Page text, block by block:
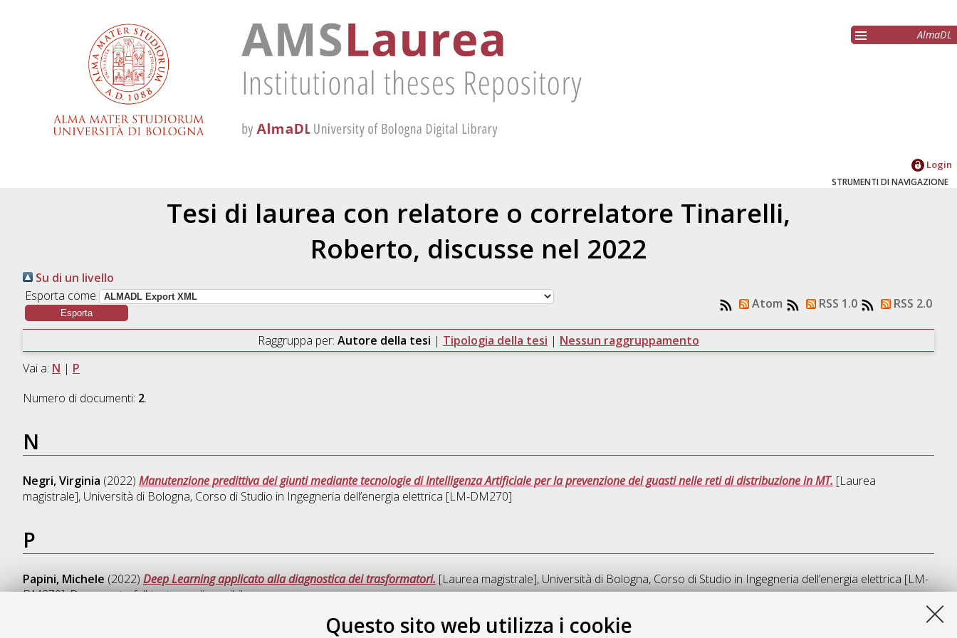
Questo sito web utilizza i cookie
AlmaDL
Login
STRUMENTI DI NAVIGAZIONE
Tesi di laurea con relatore o correlatore Tinarelli,
Roberto, discusse nel 2022
Su di un livello
Esporta come
Atom RSS 1.0 RSS 2.0
Raggruppa per: Autore della tesi | Tipologia della tesi | Nessun raggruppamento
Vai a: N | P
Numero di documenti: 2.
N
Negri, Virginia (2022) Manutenzione predittiva dei giunti mediante tecnologie di Intelligenza Artificiale per la prevenzione dei guasti nelle reti di distribuzione in MT. [Laurea
magistrale], Università di Bologna, Corso di Studio in Ingegneria dell’energia elettrica [LM-DM270]
P
Papini, Michele (2022) Deep Learning applicato alla diagnostica dei trasformatori. [Laurea magistrale], Università di Bologna, Corso di Studio in Ingegneria dell’energia elettrica [LM-
DM270], Documento full-text non disponibile
Questa lista e' stata generata il